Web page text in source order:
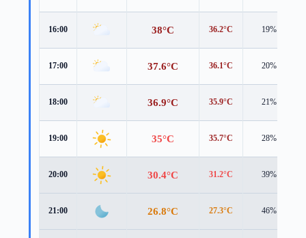
16:00 38°C 36.2°C 19%
17:00 37.6°C 36.1°C 20%
18:00 36.9°C 35.9°C 21%
19:00 35°C 35.7°C 28%
20:00 30.4°C 31.2°C 39%
21:00 26.8°C 27.3°C 46%